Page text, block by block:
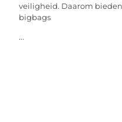
veiligheid. Daarom
bigbags
...